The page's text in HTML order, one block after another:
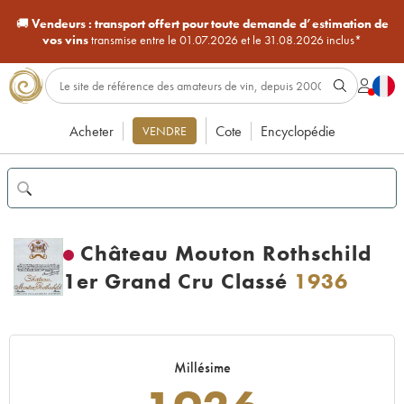
🚚Vendeurs : transport offert pour toute demande d’estimation de
vos vinstransmise entre le 01.07.2026 et le 31.08.2026 inclus*
Acheter VENDRE Cote Encyclopédie
Château Mouton Rothschild
1er Grand Cru Classé 1936
Millésime